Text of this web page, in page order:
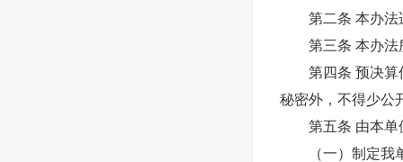
第二条 本办法适
第三条 本办法所
第四条 预决算信
秘密外，不得少公
第五条 由本单位
（一）制定我单